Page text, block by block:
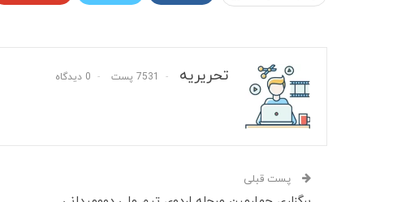
تحریریه 7531 پست 0 دیدگاه
پست قبلی